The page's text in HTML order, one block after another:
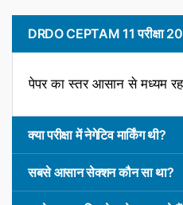
DRDO CEPTAM 11 परीक्षा
पेपर का स्तर आसान से मध्यम
क्या परीक्षा में नेगेटिव मार्किंग थी?
सबसे आसान सेक्शन कौन सा था?